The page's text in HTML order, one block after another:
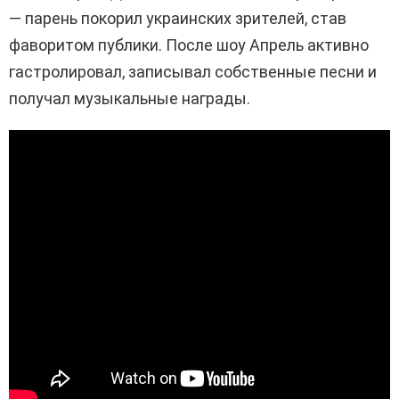
— парень покорил украинских зрителей, став
фаворитом публики. После шоу Апрель активно
гастролировал, записывал собственные песни и
получал музыкальные награды.